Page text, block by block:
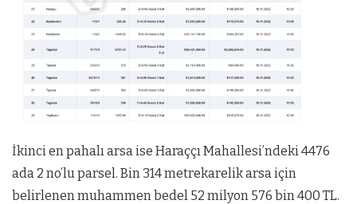
İkinci en pahalı arsa ise Haraççı Mahallesi’ndeki 4476
ada 2 no’lu parsel. Bin 314 metrekarelik arsa için
belirlenen muhammen bedel 52 milyon 576 bin 400 TL.